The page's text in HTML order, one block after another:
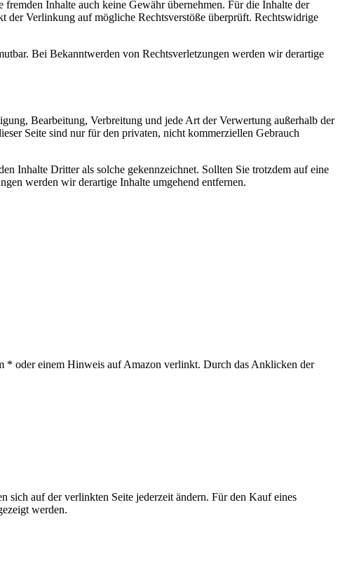
Inhalte auch keine Gewähr übernehmen. Für die Inhalte der
Verlinkung auf mögliche Rechtsverstöße überprüft. Rechtswidrige
Bei Bekanntwerden von Rechtsverletzungen werden wir derartige
Bearbeitung, Verbreitung und jede Art der Verwertung außerhalb der
Seite sind nur für den privaten, nicht kommerziellen Gebrauch
Inhalte Dritter als solche gekennzeichnet. Sollten Sie trotzdem auf eine
werden wir derartige Inhalte umgehend entfernen.
* oder einem Hinweis auf Amazon verlinkt. Durch das Anklicken der
sich auf der verlinkten Seite jederzeit ändern. Für den Kauf eines
werden.